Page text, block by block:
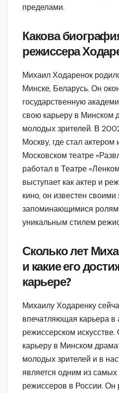
пределами.
Какова
режиссера
Михаил Ходаренок
Минске, Беларусь. Он
государственную
свою карьеру в Минском
молодых зрителей. В
Москву, где стал
Московском театре
работал в Театре
выступает как актер и
кино, он известен
запоминающимися
уникальным стилем
Сколько лет
и какие его
карьере?
Михаилу Ходаренку
впечатляющая карьера в
режиссерском
карьеру в Минском
молодых зрителей и в
является одним из самых
режиссеров в России. Он